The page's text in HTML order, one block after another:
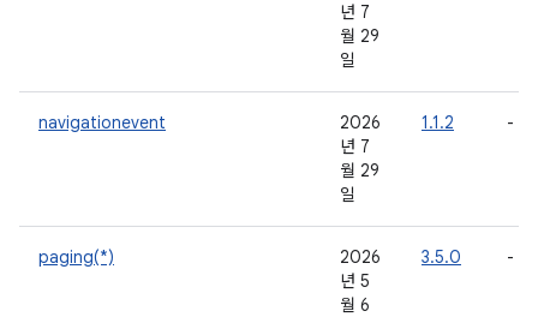
년 7
월 29
일
navigationevent
2026
년 7
월 29
일
1.1.2 -
paging(*)
2026
년 5
월 6
3.5.0 -